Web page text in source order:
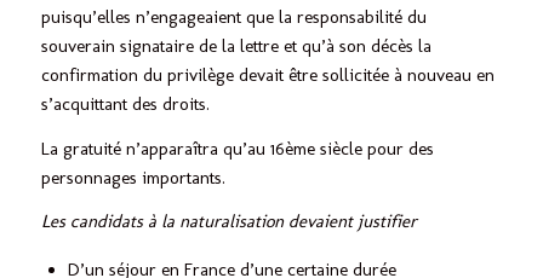
puisqu’elles n’engageaient que la responsabilité du
souverain signataire de la lettre et qu’à son décès la
confirmation du privilège devait être sollicitée à nouveau en
s’acquittant des droits.
La gratuité n’apparaîtra qu’au 16ème siècle pour des
personnages importants.
Les candidats à la naturalisation devaient justifier
D’un séjour en France d’une certaine durée